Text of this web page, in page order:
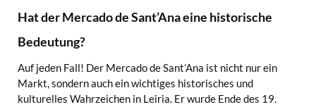
Hat der Mercado de Sant’Ana eine historische
Bedeutung?
Auf jeden Fall! Der Mercado de Sant’Ana ist nicht nur ein
Markt, sondern auch ein wichtiges historisches und
kulturelles Wahrzeichen in Leiria. Er wurde Ende des 19.